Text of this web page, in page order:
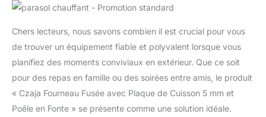
Chers lecteurs, nous savons combien il est crucial pour vous
de trouver un équipement fiable et polyvalent lorsque vous
planifiez des moments conviviaux en extérieur. Que ce soit
pour des repas en famille ou des soirées entre amis, le produit
« Czaja Fourneau Fusée avec Plaque de Cuisson 5 mm et
Poêle en Fonte » se présente comme une solution idéale.